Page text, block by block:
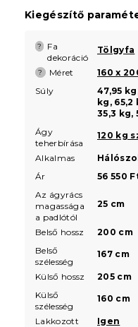
Kiegészítő
?
Fa
dekoráció
Tölgyfa
? Méret
160 x
Súly
47,95
kg, 65,2
35,3 kg,
Ágy
teherbírása
120 kg
Alkalmas
Ár
56 550
Az ágyrács
magassága
a padlótól
25 cm
Belső hossz
200 cm
Belső
szélesség
167 cm
Külső hossz
205 cm
Külső
szélesség
160 cm
Lakkozott
Igen